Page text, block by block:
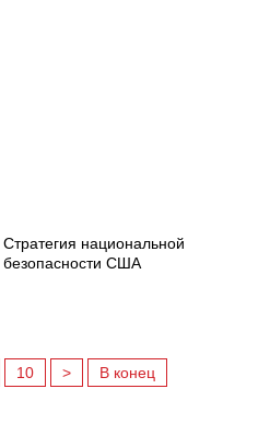
Стратегия национальной
безопасности США
10 > В конец